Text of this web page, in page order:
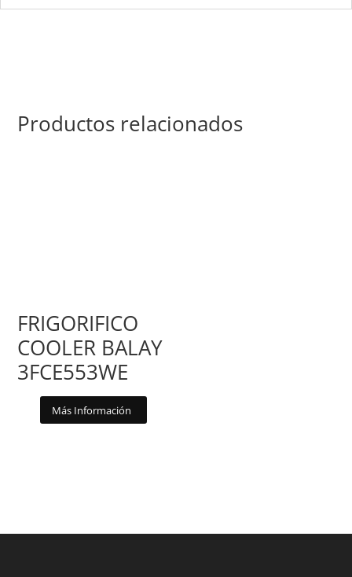
Productos relacionados
FRIGORIFICO
COOLER BALAY
3FCE553WE
Más Información